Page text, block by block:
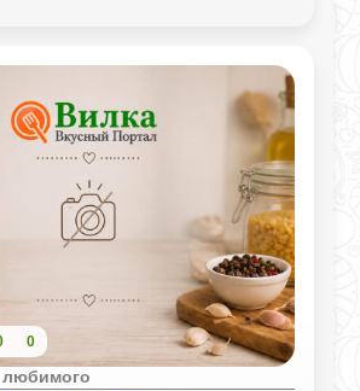
0
любимого